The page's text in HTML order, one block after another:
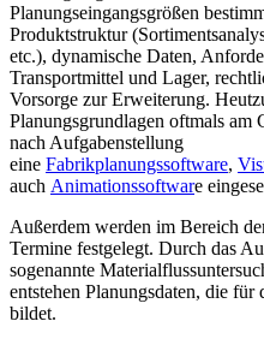
Planungseingangsgrößen
Produktstruktur
etc.), dynamische Daten,
Transportmittel und Lager,
Vorsorge zur Erweiterung.
Planungsgrundlagen oftmals am
nach Aufgabenstellung
eine Fabrikplanungssoftware,
auch Animationssoftware
Außerdem werden im Bereich
Termine festgelegt. Durch das
sogenannte
entstehen Planungsdaten, die
bildet.